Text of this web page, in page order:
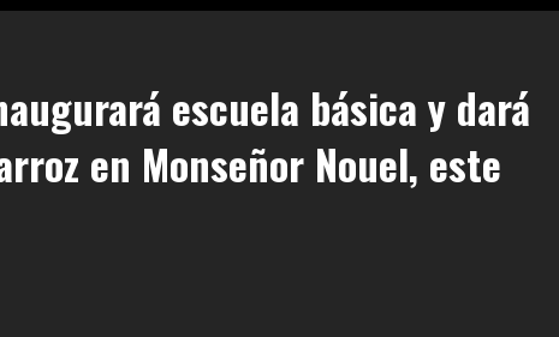
escuela básica y dará
en Monseñor Nouel, este